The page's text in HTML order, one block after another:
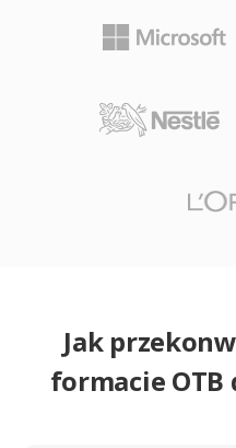
Jak
formacie OTB